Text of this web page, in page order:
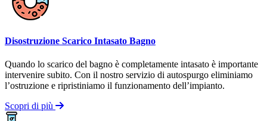
Disostruzione Scarico Intasato Bagno
Quando lo scarico del bagno è completamente intasato è importante
intervenire subito. Con il nostro servizio di autospurgo eliminiamo
l’ostruzione e ripristiniamo il funzionamento dell’impianto.
Scopri di più